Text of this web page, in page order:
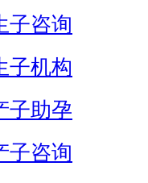
子咨询
子机构
子助孕
子咨询